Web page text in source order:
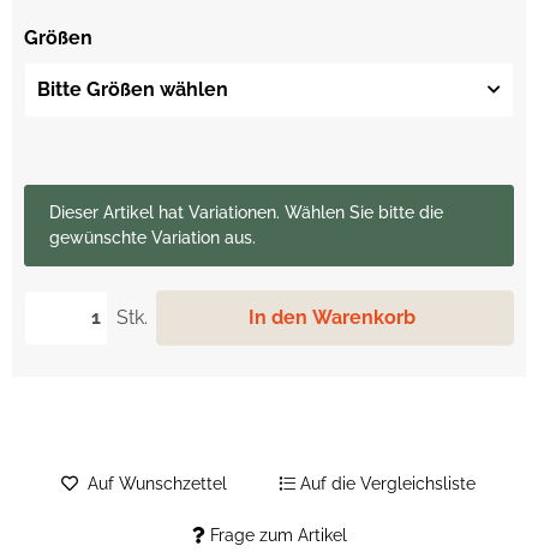
Größen
Bitte Größen wählen
Stk. In den Warenkorb
xDieser Artikel hat Variationen. Wählen Sie bitte die
gewünschte Variation aus.
Frage zum Artikel
Auf Wunschzettel Auf die Vergleichsliste